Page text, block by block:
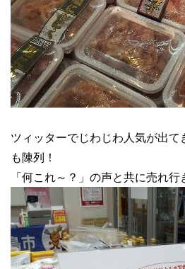
ツィッターでじわじわ人気が出て
も陳列！
「何これ～？」の声と共に売れ行